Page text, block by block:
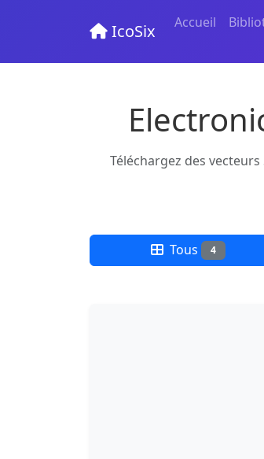
IcoSix Accueil
Téléchargez des
Tous 4